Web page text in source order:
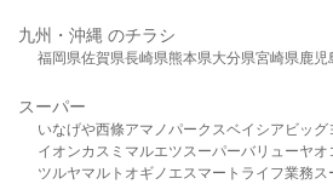
九州・沖縄 のチラシ
福岡県佐賀県長崎県熊本県大分県宮崎県鹿児
スーパー
いなげや西條アマノパークスベイシア ビッグ
イオンカスミ マルエツスーパーバリューヤオ
ツルヤマルト オギノ エスマート ライフ業務ス